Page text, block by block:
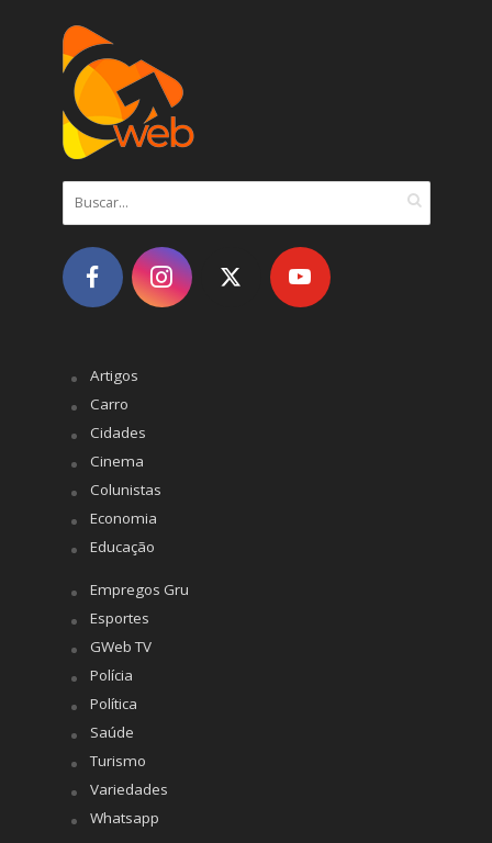
Artigos
Carro
Cidades
Cinema
Colunistas
Economia
Educação
Empregos Gru
Esportes
GWeb TV
Polícia
Política
Saúde
Turismo
Variedades
Whatsapp